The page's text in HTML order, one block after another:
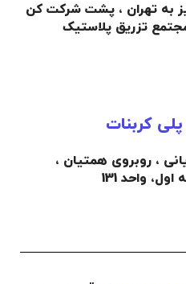
22 جاده تبریز به تهران ، پشت شرکت کن
تزریق پلاستیک
کربنات
، روبروی همتیان ،
اول، واحد 131